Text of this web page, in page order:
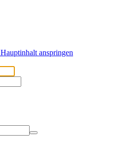
Hauptinhalt anspringen